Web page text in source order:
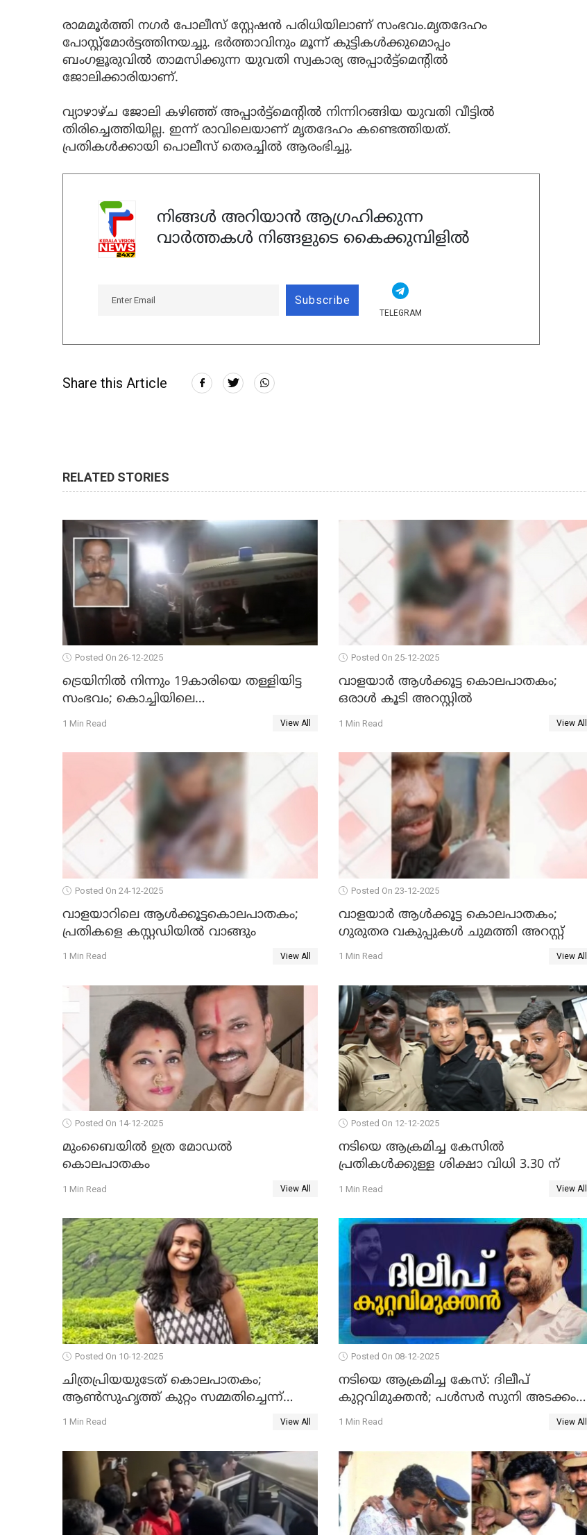
രാമമൂര്‍ത്തി നഗര്‍ പോലീസ് സ്റ്റേഷന്‍ പരിധിയിലാണ് സംഭവം.മൃതദേഹം
പോസ്റ്റ്മോര്‍ട്ടത്തിനയച്ചു. ഭര്‍ത്താവിനും മൂന്ന് കുട്ടികള്‍ക്കുമൊപ്പം
ബംഗളൂരുവില്‍ താമസിക്കുന്ന യുവതി സ്വകാര്യ അപ്പാര്‍ട്ട്മെന്റില്‍
ജോലിക്കാരിയാണ്.
വ്യാഴാഴ്ച ജോലി കഴിഞ്ഞ് അപ്പാര്‍ട്ട്മെന്റില്‍ നിന്നിറങ്ങിയ യുവതി വീട്ടില്‍
തിരിച്ചെത്തിയില്ല. ഇന്ന് രാവിലെയാണ് മൃതദേഹം കണ്ടെത്തിയത്.
പ്രതികള്‍ക്കായി പൊലീസ് തെരച്ചില്‍ ആരംഭിച്ചു.
നിങ്ങൾ അറിയാൻ ആഗ്രഹിക്കുന്ന
വാർത്തകൾ നിങ്ങളുടെ കൈക്കുമ്പിളിൽ
Subscribe
TELEGRAM
Share this Article
RELATED STORIES
Posted On 26-12-2025
ട്രെയിനില്‍ നിന്നും 19കാരിയെ തള്ളിയിട്ട
സംഭവം; കൊച്ചിയിലെ
ആശുപത്രിയിലേക്ക് മാറ്റി
1 Min Read View All
Posted On 25-12-2025
വാളയാര്‍ ആള്‍ക്കൂട്ട കൊലപാതകം;
ഒരാള്‍ കൂടി അറസ്റ്റില്‍
1 Min Read View All
Posted On 24-12-2025
വാളയാറിലെ ആൾക്കൂട്ടകൊലപാതകം;
പ്രതികളെ കസ്റ്റഡിയില്‍ വാങ്ങും
1 Min Read View All
Posted On 23-12-2025
വാളയാർ ആൾക്കൂട്ട കൊലപാതകം;
ഗുരുതര വകുപ്പുകൾ ചുമത്തി അറസ്റ്റ്
1 Min Read View All
Posted On 14-12-2025
മുംബൈയില്‍ ഉത്ര മോഡല്‍
കൊലപാതകം
1 Min Read View All
Posted On 12-12-2025
നടിയെ ആക്രമിച്ച കേസില്‍
പ്രതികള്‍ക്കുള്ള ശിക്ഷാ വിധി 3.30 ന്
1 Min Read View All
Posted On 10-12-2025
ചിത്രപ്രിയയുടേത് കൊലപാതകം;
ആണ്‍സുഹൃത്ത് കുറ്റം സമ്മതിച്ചെന്ന്
പൊലീസ്
1 Min Read View All
Posted On 08-12-2025
നടിയെ ആക്രമിച്ച കേസ്: ദിലീപ്
കുറ്റവിമുക്തന്‍; പള്‍സര്‍ സുനി അടക്കം
ആറു പ്രതികള്‍ കുറ്റക്കാര്‍; ശിക്ഷവിധി 12
1 Min Read View All